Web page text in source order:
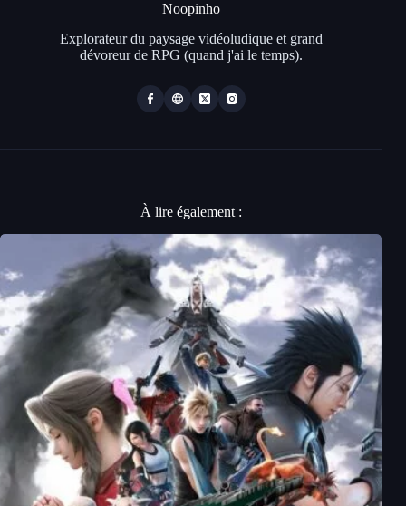
Noopinho
Explorateur du paysage vidéoludique et grand
dévoreur de RPG (quand j'ai le temps).
À lire également :